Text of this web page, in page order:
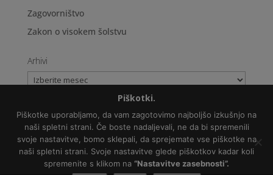
Zagovorništvo
Zakon o visokem šolstvu
Arhivi
Arhivi
Politika varovanja osebnih podatkov
Copyright © 2018 Zveza NVO za avtizem Slovenije
Slikovni material:Freepik.com, Pixabay.com,
Piškotki.
Piškotke uporabljamo, da vam zagotovimo najboljšo izkušnjo na
naši spletni strani. Če boste nadaljevali, ne da bi spremenili
svoje nastavitve, bomo sklepali, da sprejemate vse piškotke na
naši spletni strani. Svoje nastavitve glede piškotkov kadar koli
spremenite s klikom na “Nastavitve zasebnosti”.